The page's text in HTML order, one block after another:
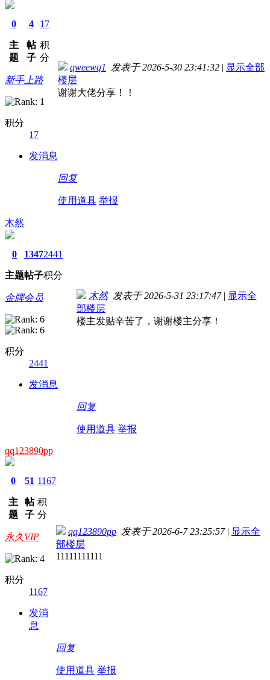
0
主
题
4
帖
子
17
积
分
新手上路
积分
17
发消息
qweewq1 发表于 2026-5-30 23:41:32 | 显示全部
楼层
谢谢大佬分享！！
回复
使用道具 举报
木然
0
主题
1347
帖子
2441
积分
金牌会员
积分
2441
发消息
木然发表于 2026-5-31 23:17:47 | 显示全
部楼层
楼主发贴辛苦了，谢谢楼主分享！
回复
使用道具 举报
qq123890pp
0
主
题
51
帖
子
1167
积
分
永久VIP
积分
1167
发消
息
qq123890pp 发表于 2026-6-7 23:25:57 | 显示全
部楼层
11111111111
回复
使用道具 举报